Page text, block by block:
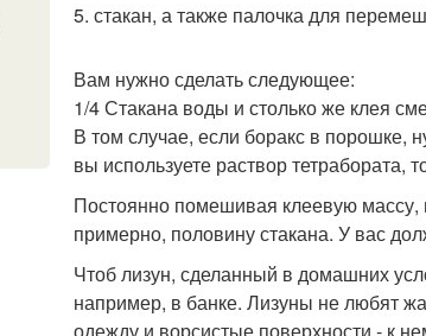
5. стакан, а также палочка для
Вам нужно сделать следующее:
1/4 Стакана воды и столько же клея
В том случае, если боракс в порошке,
вы используете раствор тетрабората,
Постоянно помешивая клеевую
примерно, половину стакана. У вас
Чтоб лизун, сделанный в домашних
например, в банке. Лизуны не любят